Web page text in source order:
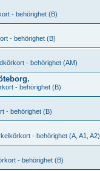
- behörighet (B)
- behörighet (B)
- behörighet (AM)
- behörighet (B)
- behörighet (B)
- behörighet (A, A1, A2)
- behörighet (B)